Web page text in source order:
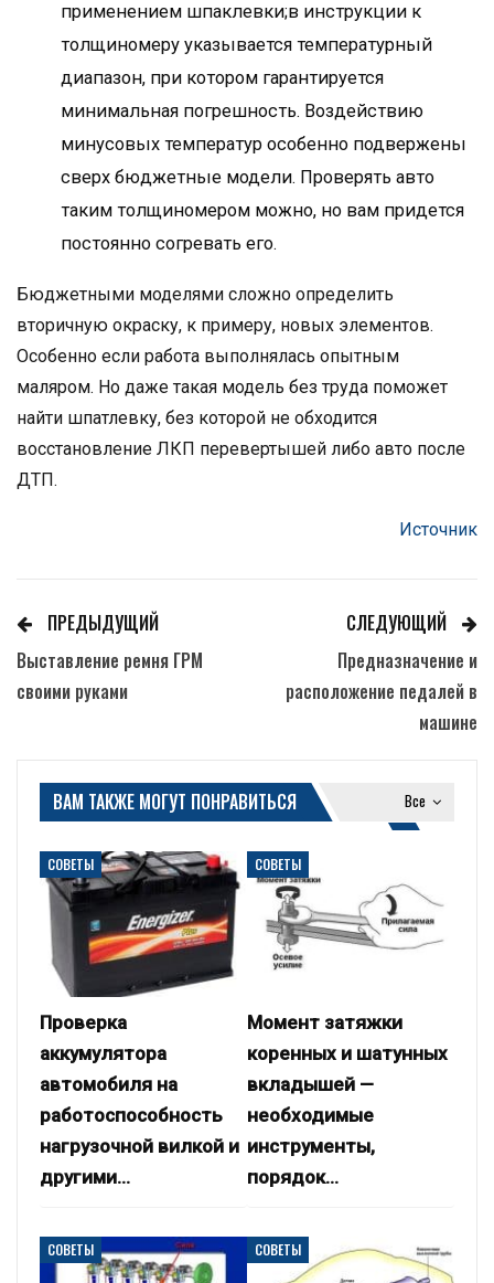
применением шпаклевки;в инструкции к
толщиномеру указывается температурный
диапазон, при котором гарантируется
минимальная погрешность. Воздействию
минусовых температур особенно подвержены
сверх бюджетные модели. Проверять авто
таким толщиномером можно, но вам придется
постоянно согревать его.
Бюджетными моделями сложно определить
вторичную окраску, к примеру, новых элементов.
Особенно если работа выполнялась опытным
маляром. Но даже такая модель без труда поможет
найти шпатлевку, без которой не обходится
восстановление ЛКП перевертышей либо авто после
ДТП.
Источник
ПРЕДЫДУЩИЙ
Выставление ремня ГРМ
своими руками
СЛЕДУЮЩИЙ
Предназначение и
расположение педалей в
машине
Все
ВАМ ТАКЖЕ МОГУТ ПОНРАВИТЬСЯ
СОВЕТЫ
Проверка
аккумулятора
автомобиля на
работоспособность
нагрузочной вилкой и
другими…
СОВЕТЫ
Момент затяжки
коренных и шатунных
вкладышей —
необходимые
инструменты,
порядок…
СОВЕТЫ СОВЕТЫ